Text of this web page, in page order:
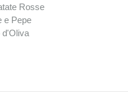
Rosse
e Pepe
d'Oliva